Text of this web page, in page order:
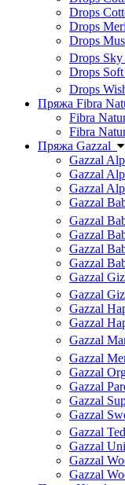
Drops
Drops
Drops
Drops Sky
Drops
Drops
Пряжа Fibra
Fibra
Fibra
Пряжа Gazzal
Gazzal
Gazzal
Gazzal
Gazzal
Gazzal
Gazzal
Gazzal
Gazzal
Gazzal
Gazzal
Gazzal
Gazzal
Gazzal
Gazzal
Gazzal
Gazzal
Gazzal
Gazzal
Gazzal
Gazzal
Gazzal
Gazzal